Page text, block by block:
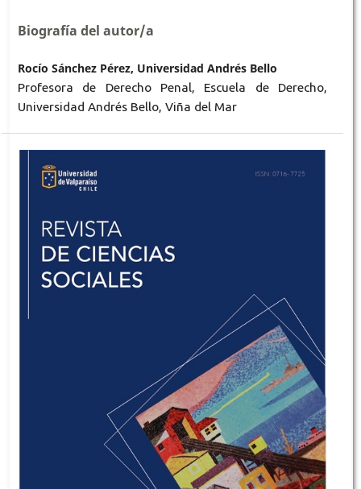
Biografía del autor/a
Rocío Sánchez Pérez, Universidad Andrés Bello
Profesora de Derecho Penal, Escuela de Derecho,
Universidad Andrés Bello, Viña del Mar